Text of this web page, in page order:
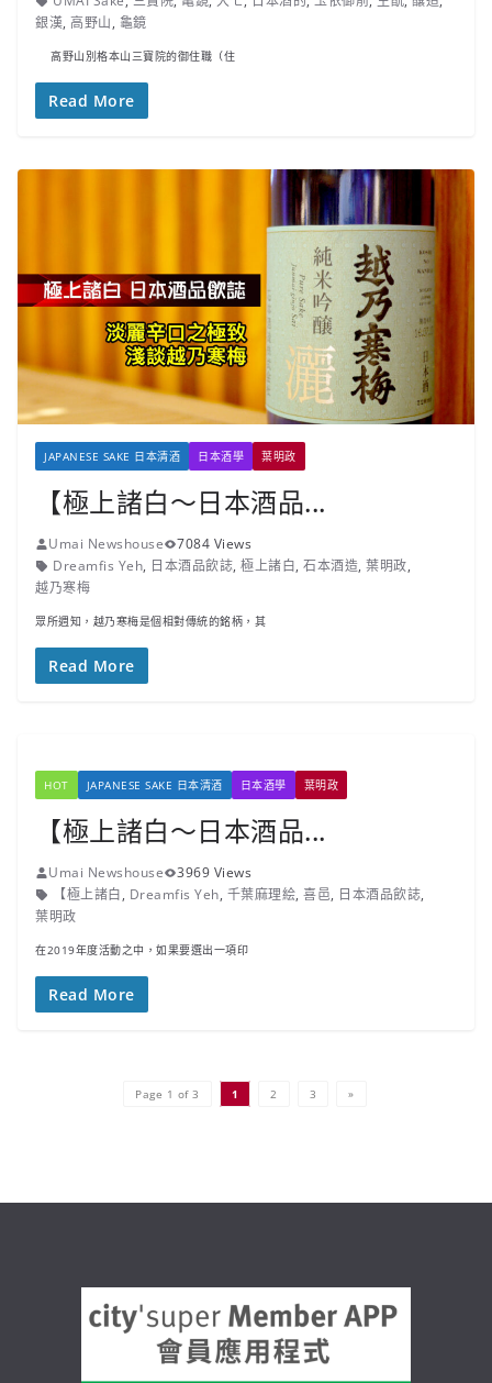
銀漢, 高野山, 龜鏡
高野山別格本山三寶院的御住職（住
Read More
JAPANESE SAKE 日本清酒 日本酒學 葉明政
【極上諸白～日本酒品...
Umai Newshouse
7084 Views
Dreamfis Yeh, 日本酒品飲誌, 極上諸白, 石本酒造, 葉明政,
越乃寒梅
眾所週知，越乃寒梅是個相對傳統的銘柄，其
Read More
HOT JAPANESE SAKE 日本清酒 日本酒學 葉明政
【極上諸白～日本酒品...
Umai Newshouse
3969 Views
【極上諸白, Dreamfis Yeh, 千葉麻理絵, 喜邑, 日本酒品飲誌,
葉明政
在2019年度活動之中，如果要選出一項印
Read More
Page 1 of 3 1 2 3 »